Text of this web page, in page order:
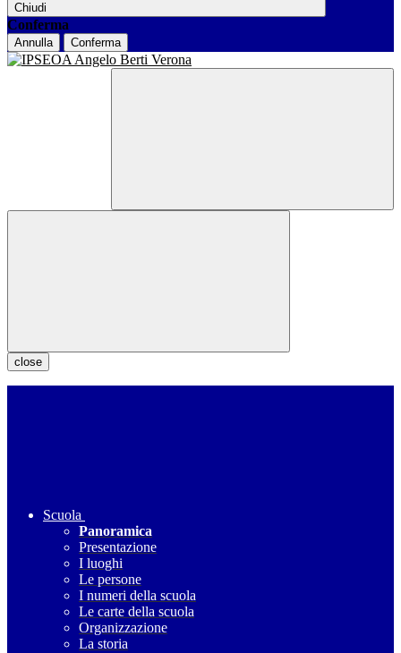
Chiudi
Conferma
Annulla Conferma
close
Scuola
Panoramica
Presentazione
I luoghi
Le persone
I numeri della scuola
Le carte della scuola
Organizzazione
La storia